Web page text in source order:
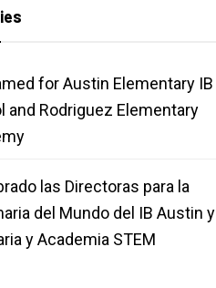
for Austin Elementary IB
and Rodriguez Elementary
las Directoras para la
del Mundo del IB Austin y
y Academia STEM